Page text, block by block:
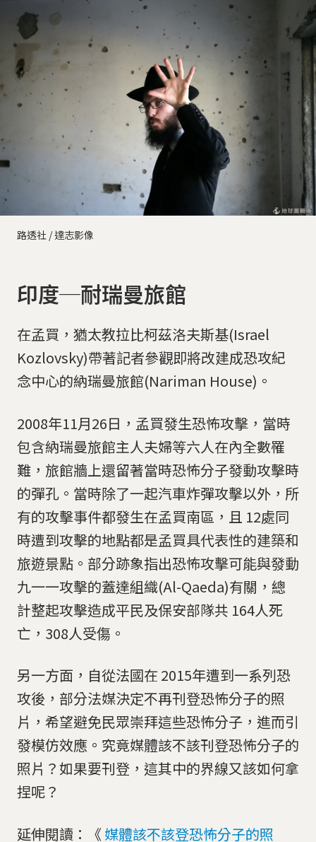
路透社 / 達志影像
印度─耐瑞曼旅館
在孟買，猶太教拉比柯茲洛夫斯基(Israel
Kozlovsky)帶著記者參觀即將改建成恐攻紀
念中心的納瑞曼旅館(Nariman House)。
2008年11月26日，孟買發生恐怖攻擊，當時
包含納瑞曼旅館主人夫婦等六人在內全數罹
難，旅館牆上還留著當時恐怖分子發動攻擊時
的彈孔。當時除了一起汽車炸彈攻擊以外，所
有的攻擊事件都發生在孟買南區，且 12處同
時遭到攻擊的地點都是孟買具代表性的建築和
旅遊景點。部分跡象指出恐怖攻擊可能與發動
九一一攻擊的蓋達組織(Al-Qaeda)有關，總
計整起攻擊造成平民及保安部隊共 164人死
亡，308人受傷。
另一方面，自從法國在 2015年遭到一系列恐
攻後，部分法媒決定不再刊登恐怖分子的照
片，希望避免民眾崇拜這些恐怖分子，進而引
發模仿效應。究竟媒體該不該刊登恐怖分子的
照片？如果要刊登，這其中的界線又該如何拿
捏呢？
延伸閱讀：《 媒體該不該登恐怖分子的照